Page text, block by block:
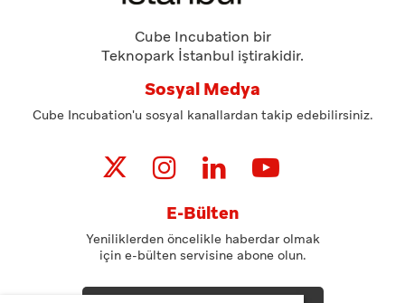
Cube Incubation bir
Teknopark İstanbul iştirakidir.
Sosyal Medya
Cube Incubation'u sosyal kanallardan takip edebilirsiniz.
E-Bülten
Yeniliklerden öncelikle haberdar olmak
için e-bülten servisine abone olun.